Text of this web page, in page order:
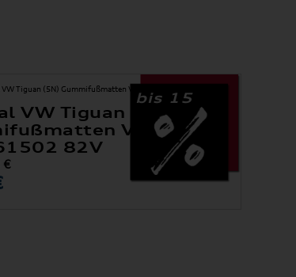
bis 15
VW Tiguan (5N)
Vorne
82V
€